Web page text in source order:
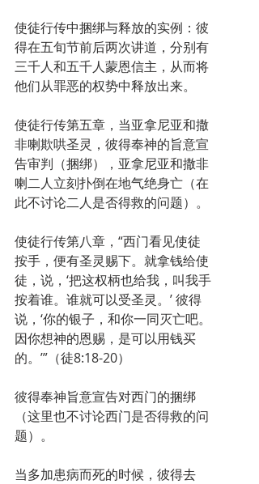
使徒行传中捆绑与释放的实例：彼
得在五旬节前后两次讲道，分别有
三千人和五千人蒙恩信主，从而将
他们从罪恶的权势中释放出来。
使徒行传第五章，当亚拿尼亚和撒
非喇欺哄圣灵，彼得奉神的旨意宣
告审判（捆绑），亚拿尼亚和撒非
喇二人立刻扑倒在地气绝身亡（在
此不讨论二人是否得救的问题）。
使徒行传第八章，“西门看见使徒
按手，便有圣灵赐下。就拿钱给使
徒，说，‘把这权柄也给我，叫我手
按着谁。谁就可以受圣灵。’ 彼得
说，‘你的银子，和你一同灭亡吧。
因你想神的恩赐，是可以用钱买
的。’”（徒8:18-20）
彼得奉神旨意宣告对西门的捆绑
（这里也不讨论西门是否得救的问
题）。
当多加患病而死的时候，彼得去